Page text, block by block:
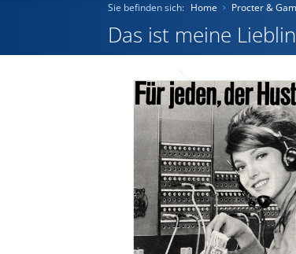
Einst und Heute
Marken
Konzerne
Epoche
Sie befinden sich: Home Procter &
Das ist meine